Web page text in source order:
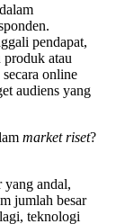
pendapat,
produk atau
online
audiens yang
market riset?
yang andal,
jumlah besar
teknologi